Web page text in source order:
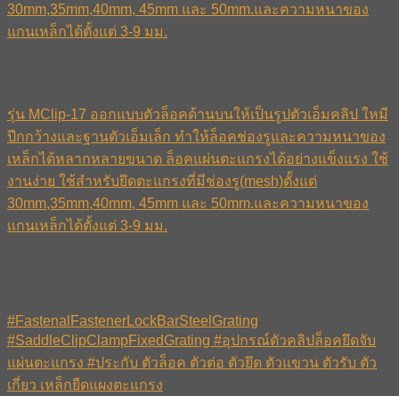
30mm,35mm,40mm, 45mm และ 50mm.และความหนาของ
แกนเหล็กได้ตั้งแต่ 3-9 มม.
รุ่น MClip-17 ออกแบบตัวล็อคด้านบนให้เป็นรูปตัวเอ็มคลิป ใหมี
ปีกกว้างและฐานตัวเอ็มเล็ก ทำให้ล็อคช่องรูและความหนาของ
เหล็กได้หลากหลายขนาด ล็อคแผ่นตะแกรงได้อย่างแข็งแรง ใช้
งานง่าย ใช้สำหรับยึดตะแกรงที่มีช่องรู(mesh)ตั้งแต่
30mm,35mm,40mm, 45mm และ 50mm.และความหนาของ
แกนเหล็กได้ตั้งแต่ 3-9 มม.
#FastenalFastenerLockBarSteelGrating
#SaddleClipClampFixedGrating #อุปกรณ์ตัวคลิปล็อคยึดจับ
แผ่นตะแกรง #ประกับ ตัวล็อค ตัวต่อ ตัวยึด ตัวแขวน ตัวรับ ตัว
เกี่ยว เหล็กยืดแผงตะแกรง